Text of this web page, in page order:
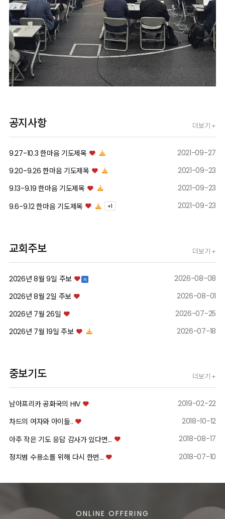
04/17/2026
AI_seminar
자세히보기
공지사항 더보기 +
9.27-10.3 한마음 기도제목
2021-09-27
9.20-9.26 한마음 기도제목
2021-09-23
9.13-9.19 한마음 기도제목
2021-09-23
9.6-9.12 한마음 기도제목
+1 2021-09-23
교회주보 더보기 +
2026년 8월 9일 주보 N
2026-08-08
2026년 8월 2일 주보
2026-08-01
2026년 7월 26일
2026-07-25
2026년 7월 19일 주보
2026-07-18
중보기도 더보기 +
남아프리카 공화국의 HIV
2019-02-22
차드의 여자와 아이들..
2018-10-12
아주 작은 기도 응답 감사가 있다면...
2018-08-17
정치범 수용소를 위해 다시 한번...
2018-07-10
ONLINE OFFERING